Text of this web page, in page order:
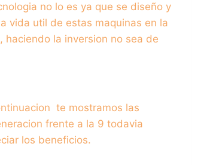
no lo es ya que se diseño y
vida util de estas maquinas en la
haciendo la inversion no sea de
te mostramos las
frente a la 9 todavia
los beneficios.